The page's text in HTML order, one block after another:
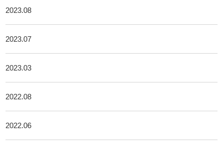
2023.08
2023.07
2023.03
2022.08
2022.06